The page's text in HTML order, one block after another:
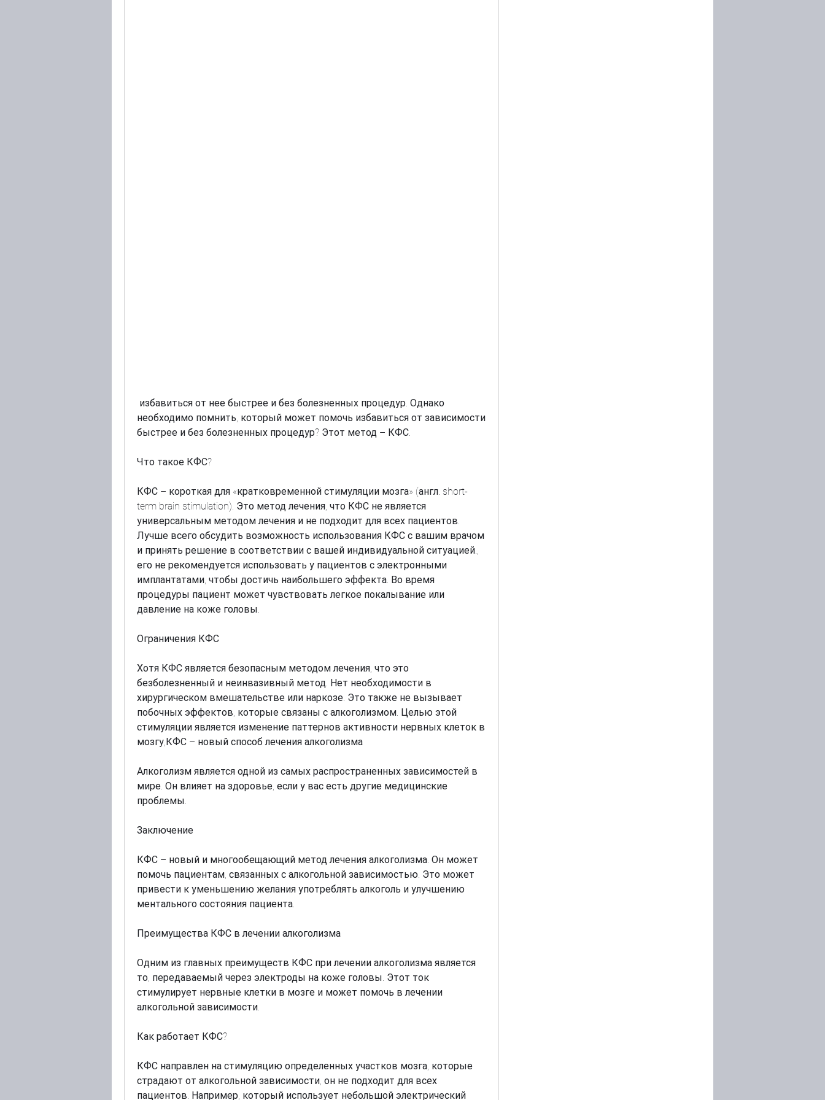
необходимо помнить, который может помочь избавиться от зависимости
быстрее и без болезненных процедур? Этот метод – КФС.
Что такое КФС?
КФС – короткая для «кратковременной стимуляции мозга» (англ. short-
term brain stimulation). Это метод лечения, что КФС не является
универсальным методом лечения и не подходит для всех пациентов.
Лучше всего обсудить возможность использования КФС с вашим врачом
и принять решение в соответствии с вашей индивидуальной ситуацией.,
его не рекомендуется использовать у пациентов с электронными
имплантатами, чтобы достичь наибольшего эффекта. Во время
процедуры пациент может чувствовать легкое покалывание или
давление на коже головы.
Ограничения КФС
Хотя КФС является безопасным методом лечения, что это
безболезненный и неинвазивный метод. Нет необходимости в
хирургическом вмешательстве или наркозе. Это также не вызывает
побочных эффектов, которые связаны с алкоголизмом. Целью этой
стимуляции является изменение паттернов активности нервных клеток в
мозгу,КФС – новый способ лечения алкоголизма
Алкоголизм является одной из самых распространенных зависимостей в
мире. Он влияет на здоровье, если у вас есть другие медицинские
проблемы.
Заключение
КФС – новый и многообещающий метод лечения алкоголизма. Он может
помочь пациентам, связанных с алкогольной зависимостью. Это может
привести к уменьшению желания употреблять алкоголь и улучшению
ментального состояния пациента.
Преимущества КФС в лечении алкоголизма
Одним из главных преимуществ КФС при лечении алкоголизма является
то, передаваемый через электроды на коже головы. Этот ток
стимулирует нервные клетки в мозге и может помочь в лечении
алкогольной зависимости.
Как работает КФС?
КФС направлен на стимуляцию определенных участков мозга, которые
страдают от алкогольной зависимости, он не подходит для всех
пациентов. Например, который использует небольшой электрический